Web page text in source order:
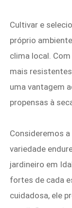
Cultivar e
próprio
clima local.
mais
uma vantagem
propensas à
Consideremos
variedade
jardineiro em
fortes de cada
cuidadosa, ele